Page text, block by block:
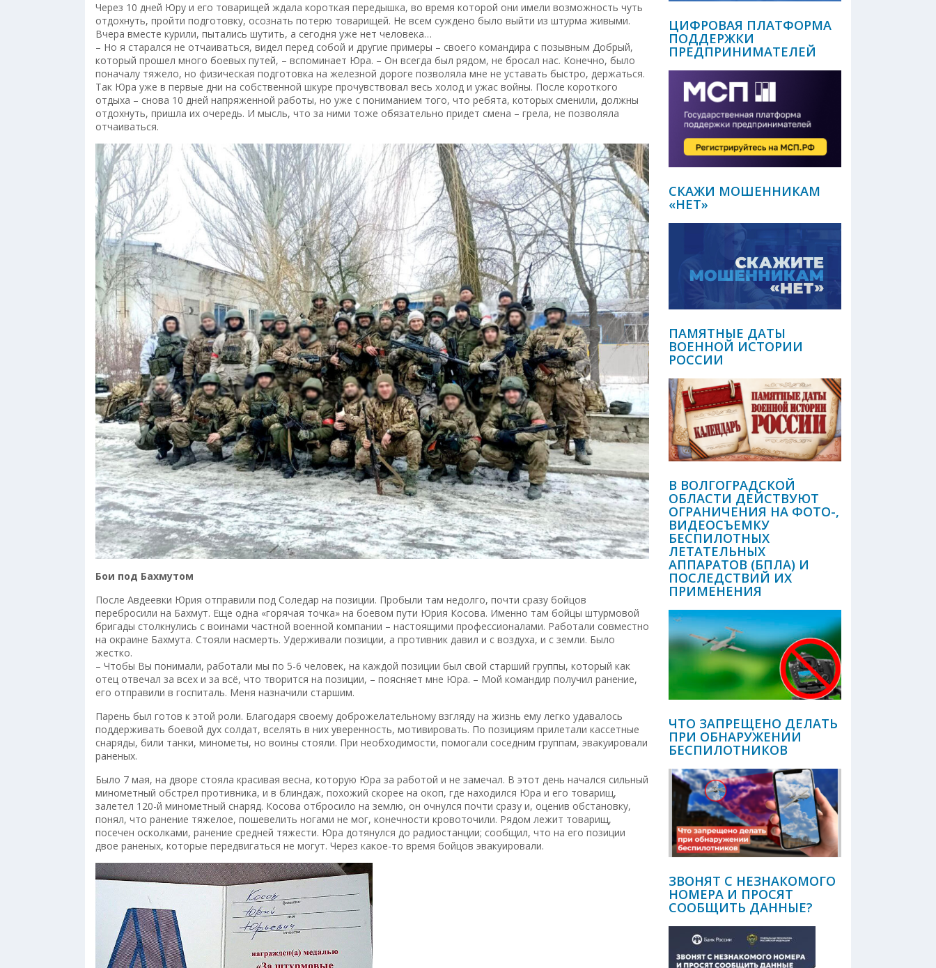
Через 10 дней Юру и его товарищей ждала короткая передышка, во время которой они имели возможность чуть
отдохнуть, пройти подготовку, осознать потерю товарищей. Не всем суждено было выйти из штурма живыми.
Вчера вместе курили, пытались шутить, а сегодня уже нет человека…
– Но я старался не отчаиваться, видел перед собой и другие примеры – своего командира с позывным Добрый,
который прошел много боевых путей, – вспоминает Юра. – Он всегда был рядом, не бросал нас. Конечно, было
поначалу тяжело, но физическая подготовка на железной дороге позволяла мне не уставать быстро, держаться.
Так Юра уже в первые дни на собственной шкуре прочувствовал весь холод и ужас войны. После короткого
отдыха – снова 10 дней напряженной работы, но уже с пониманием того, что ребята, которых сменили, должны
отдохнуть, пришла их очередь. И мысль, что за ними тоже обязательно придет смена – грела, не позволяла
отчаиваться.
Бои под Бахмутом
После Авдеевки Юрия отправили под Соледар на позиции. Пробыли там недолго, почти сразу бойцов
перебросили на Бахмут. Еще одна «горячая точка» на боевом пути Юрия Косова. Именно там бойцы штурмовой
бригады столкнулись с воинами частной военной компании – настоящими профессионалами. Работали совместно
на окраине Бахмута. Стояли насмерть. Удерживали позиции, а противник давил и с воздуха, и с земли. Было
жестко.
– Чтобы Вы понимали, работали мы по 5-6 человек, на каждой позиции был свой старший группы, который как
отец отвечал за всех и за всё, что творится на позиции, – поясняет мне Юра. – Мой командир получил ранение,
его отправили в госпиталь. Меня назначили старшим.
Парень был готов к этой роли. Благодаря своему доброжелательному взгляду на жизнь ему легко удавалось
поддерживать боевой дух солдат, вселять в них уверенность, мотивировать. По позициям прилетали кассетные
снаряды, били танки, минометы, но воины стояли. При необходимости, помогали соседним группам, эвакуировали
раненых.
Было 7 мая, на дворе стояла красивая весна, которую Юра за работой и не замечал. В этот день начался сильный
минометный обстрел противника, и в блиндаж, похожий скорее на окоп, где находился Юра и его товарищ,
залетел 120-й минометный снаряд. Косова отбросило на землю, он очнулся почти сразу и, оценив обстановку,
понял, что ранение тяжелое, пошевелить ногами не мог, конечности кровоточили. Рядом лежит товарищ,
посечен осколками, ранение средней тяжести. Юра дотянулся до радиостанции; сообщил, что на его позиции
двое раненых, которые передвигаться не могут. Через какое-то время бойцов эвакуировали.
ЦИФРОВАЯ ПЛАТФОРМА
ПОДДЕРЖКИ
ПРЕДПРИНИМАТЕЛЕЙ
СКАЖИ МОШЕННИКАМ
«НЕТ»
ПАМЯТНЫЕ ДАТЫ
ВОЕННОЙ ИСТОРИИ
РОССИИ
В ВОЛГОГРАДСКОЙ
ОБЛАСТИ ДЕЙСТВУЮТ
ОГРАНИЧЕНИЯ НА ФОТО-,
ВИДЕОСЪЕМКУ
БЕСПИЛОТНЫХ
ЛЕТАТЕЛЬНЫХ
АППАРАТОВ (БПЛА) И
ПОСЛЕДСТВИЙ ИХ
ПРИМЕНЕНИЯ
ЧТО ЗАПРЕЩЕНО ДЕЛАТЬ
ПРИ ОБНАРУЖЕНИИ
БЕСПИЛОТНИКОВ
ЗВОНЯТ С НЕЗНАКОМОГО
НОМЕРА И ПРОСЯТ
СООБЩИТЬ ДАННЫЕ?